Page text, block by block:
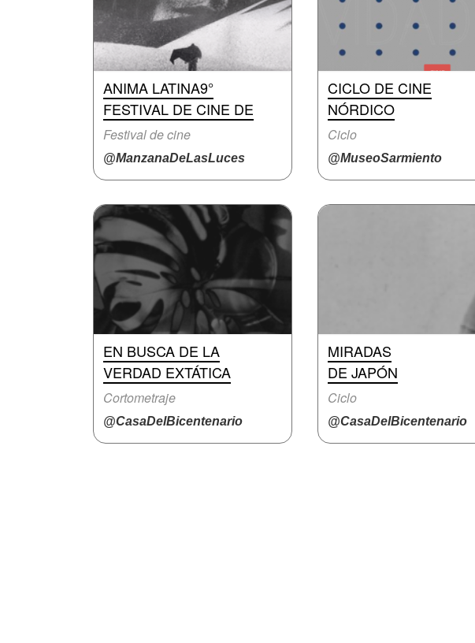
ANIMA LATINA9°
FESTIVAL DE CINE DE
Festival de cine
@ManzanaDeLasLuces
CICLO DE CINE
NÓRDICO
Ciclo
@MuseoSarmiento
EN BUSCA DE LA
VERDAD EXTÁTICA
Cortometraje
@CasaDelBicentenario
MIRADAS
DE JAPÓN
Ciclo
@CasaDelBicentenario